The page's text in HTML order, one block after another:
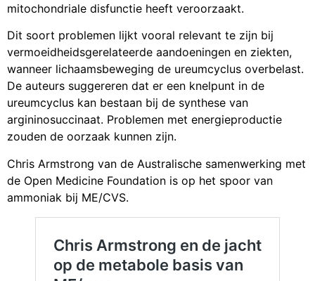
mitochondriale disfunctie heeft veroorzaakt.
Dit soort problemen lijkt vooral relevant te zijn bij
vermoeidheidsgerelateerde aandoeningen en ziekten,
wanneer lichaamsbeweging de ureumcyclus overbelast.
De auteurs suggereren dat er een knelpunt in de
ureumcyclus kan bestaan bij de synthese van
argininosuccinaat. Problemen met energieproductie
zouden de oorzaak kunnen zijn.
Chris Armstrong van de Australische samenwerking met
de Open Medicine Foundation is op het spoor van
ammoniak bij ME/CVS.